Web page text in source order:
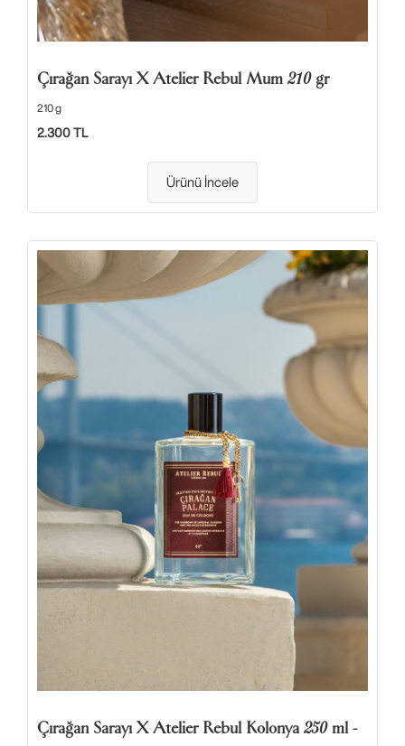
Çırağan Sarayı X Atelier Rebul Mum 210 gr
210 g
2.300 TL
Ürünü İncele
Çırağan Sarayı X Atelier Rebul Kolonya 250 ml -